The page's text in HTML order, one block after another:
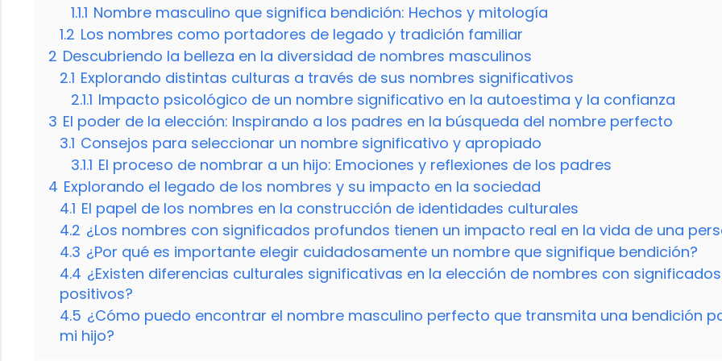
1.1.1 Nombre masculino que significa bendición: Hechos y mitología
1.2 Los nombres como portadores de legado y tradición familiar
2 Descubriendo la belleza en la diversidad de nombres masculinos
2.1 Explorando distintas culturas a través de sus nombres significativos
2.1.1 Impacto psicológico de un nombre significativo en la autoestima y la confianza
3 El poder de la elección: Inspirando a los padres en la búsqueda del nombre perfecto
3.1 Consejos para seleccionar un nombre significativo y apropiado
3.1.1 El proceso de nombrar a un hijo: Emociones y reflexiones de los padres
4 Explorando el legado de los nombres y su impacto en la sociedad
4.1 El papel de los nombres en la construcción de identidades culturales
4.2 ¿Los nombres con significados profundos tienen un impacto real en la vida de una
4.3 ¿Por qué es importante elegir cuidadosamente un nombre que signifique bendición?
4.4 ¿Existen diferencias culturales significativas en la elección de nombres con significados
positivos?
4.5 ¿Cómo puedo encontrar el nombre masculino perfecto que transmita una bendición
mi hijo?